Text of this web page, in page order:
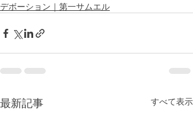
デボーション｜第一サムエル
最新記事 すべて表示